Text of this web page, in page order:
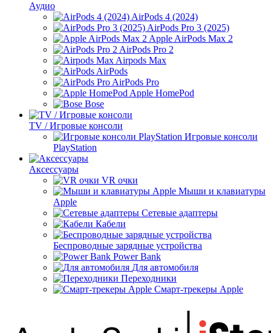
Аудио
AirPods 4 (2024)
AirPods Pro 3 (2025)
Apple AirPods Max 2
AirPods Pro 2
Airpods Max
AirPods
AirPods Pro
Apple HomePod
Bose
TV / Игровые консоли
Игровые консоли
PlayStation
Аксессуары
VR очки
Мыши и клавиатуры
Apple
Сетевые адаптеры
Кабели
Беспроводные зарядные устройства
Power Bank
Для автомобиля
Переходники
Смарт-трекеры Apple